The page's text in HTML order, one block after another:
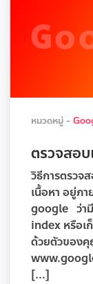
หมวดหมู่ -
ตรวจสอบ
วิธีการตรวจ
เนื้อหา อยู่ภ
google ว่ามี
index หรือเ
ด้วยตัวของคุ
[...]